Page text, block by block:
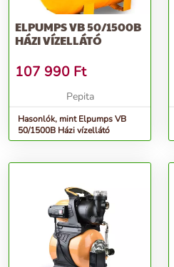
ELPUMPS VB 50/1500B
HÁZI VÍZELLÁTÓ
107 990 Ft
Pepita
Hasonlók, mint Elpumps VB
50/1500B Házi vízellátó